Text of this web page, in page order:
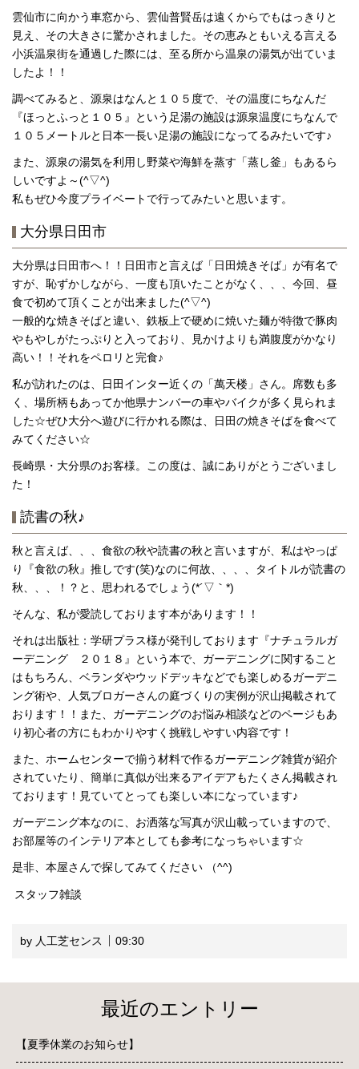
雲仙市に向かう車窓から、雲仙普賢岳は遠くからでもはっきりと
見え、その大きさに驚かされました。その恵みともいえる言える
小浜温泉街を通過した際には、至る所から温泉の湯気が出ていま
したよ！！
調べてみると、源泉はなんと１０５度で、その温度にちなんだ
『ほっとふっと１０５』という足湯の施設は源泉温度にちなんで
１０５メートルと日本一長い足湯の施設になってるみたいです♪
また、源泉の湯気を利用し野菜や海鮮を蒸す「蒸し釜」もあるら
しいですよ～(^▽^)
私もぜひ今度プライベートで行ってみたいと思います。
大分県日田市
大分県は日田市へ！！日田市と言えば「日田焼きそば」が有名で
すが、恥ずかしながら、一度も頂いたことがなく、、、今回、昼
食で初めて頂くことが出来ました(^▽^)
一般的な焼きそばと違い、鉄板上で硬めに焼いた麺が特徴で豚肉
やもやしがたっぷりと入っており、見かけよりも満腹度がかなり
高い！！それをペロリと完食♪
私が訪れたのは、日田インター近くの「萬天楼」さん。席数も多
く、場所柄もあってか他県ナンバーの車やバイクが多く見られま
した☆ぜひ大分へ遊びに行かれる際は、日田の焼きそばを食べて
みてください☆
長崎県・大分県のお客様。この度は、誠にありがとうございまし
た！
読書の秋♪
秋と言えば、、、食欲の秋や読書の秋と言いますが、私はやっぱ
り『食欲の秋』推しです(笑)なのに何故、、、、タイトルが読書の
秋、、、！？と、思われるでしょう(*´▽｀*)
そんな、私が愛読しております本があります！！
それは出版社：学研プラス様が発刊しております『ナチュラルガ
ーデニング ２０１８』という本で、ガーデニングに関すること
はもちろん、ベランダやウッドデッキなどでも楽しめるガーデニ
ング術や、人気ブロガーさんの庭づくりの実例が沢山掲載されて
おります！！また、ガーデニングのお悩み相談などのページもあ
り初心者の方にもわかりやすく挑戦しやすい内容です！
また、ホームセンターで揃う材料で作るガーデニング雑貨が紹介
されていたり、簡単に真似が出来るアイデアもたくさん掲載され
ております！見ていてとっても楽しい本になっています♪
ガーデニング本なのに、お洒落な写真が沢山載っていますので、
お部屋等のインテリア本としても参考になっちゃいます☆
是非、本屋さんで探してみてください （^^)
スタッフ雑談
by 人工芝センス 09:30
最近のエントリー
【夏季休業のお知らせ】